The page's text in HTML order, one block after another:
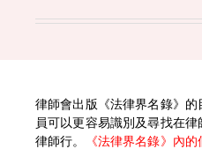
律師會出版《法律界名錄》
員可以更容易識別及尋找在
律師行。
《法律界名錄》內